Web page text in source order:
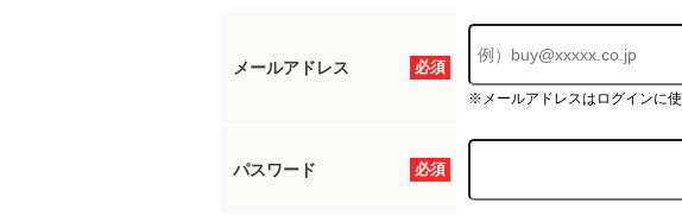
必須
メールアドレス
※メールアドレスはログインに使
必須
パスワード